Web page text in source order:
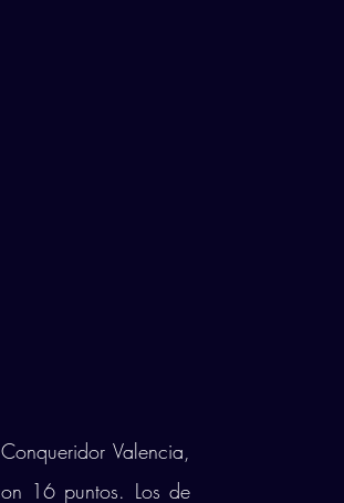
Valencia,
16 puntos. Los de